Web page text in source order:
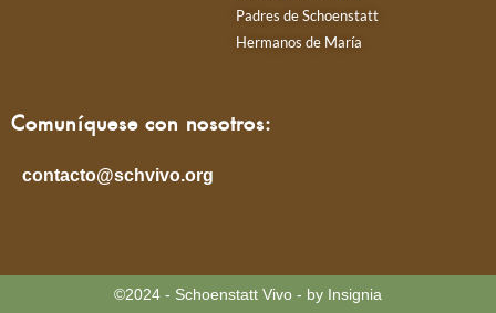
Padres de Schoenstatt
Hermanos de María
Comuníquese con nosotros:
contacto@schvivo.org
©2024 - Schoenstatt Vivo - by Insignia